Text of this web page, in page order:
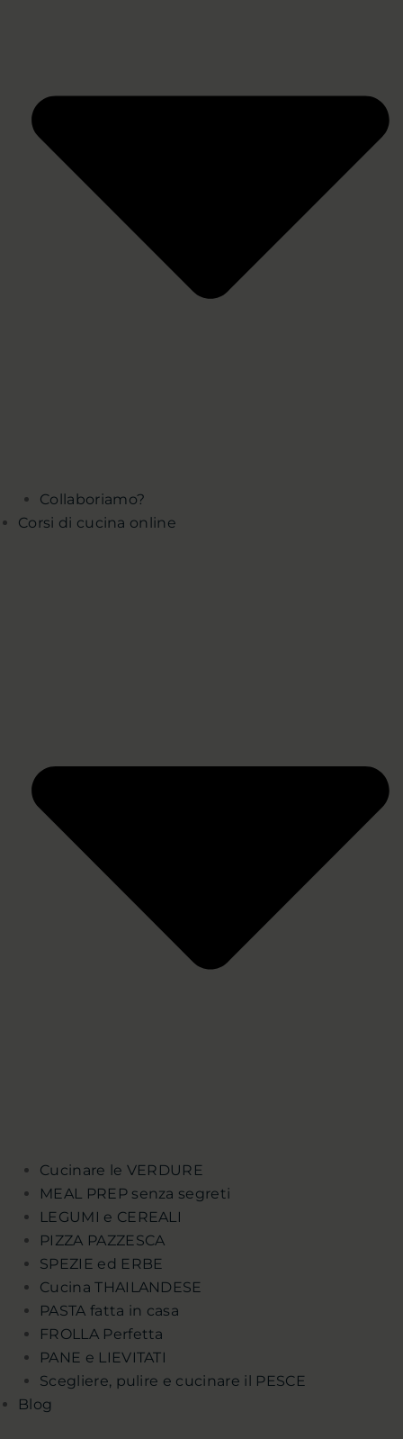
Collaboriamo?
Corsi di cucina online
Cucinare le VERDURE
MEAL PREP senza segreti
LEGUMI e CEREALI
PIZZA PAZZESCA
SPEZIE ed ERBE
Cucina THAILANDESE
PASTA fatta in casa
FROLLA Perfetta
PANE e LIEVITATI
Scegliere, pulire e cucinare il PESCE
Blog